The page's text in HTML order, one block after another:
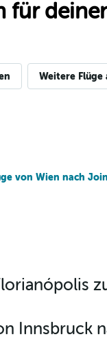
für
Weitere Flüge
von Wien nach
Innsbruck